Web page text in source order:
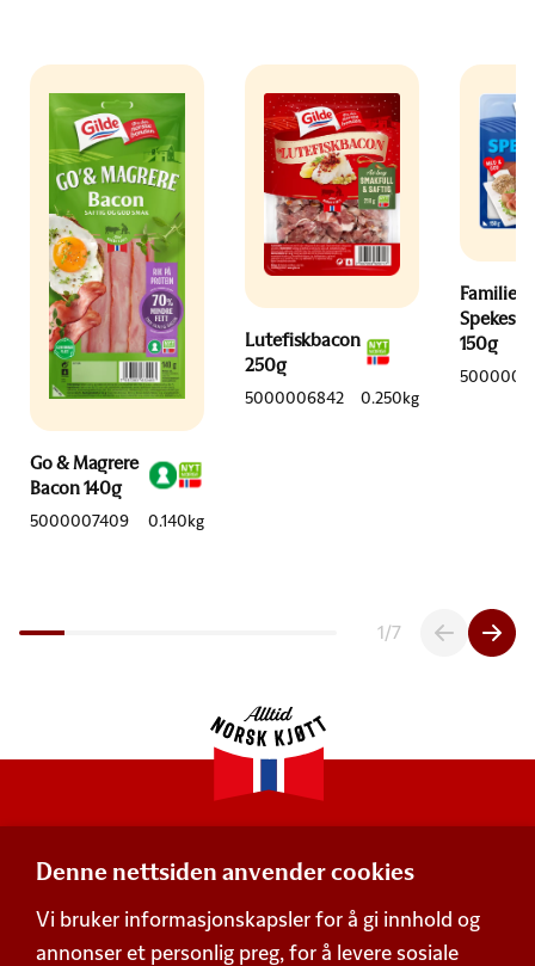
Denne nettsiden anvender cookies
Vi bruker informasjonskapsler for å gi innhold og
annonser et personlig preg, for å levere sosiale
Go & Magrere
Bacon 140g
5000007409 0.140kg
Lutefiskbacon
250g
5000006842 0.250kg
Familiens
150g
1/7
Postboks 360,
Økern, 0513 Oslo